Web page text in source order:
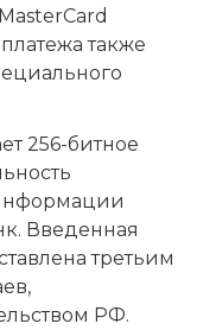
также
256-битное
Введенная
третьим
РФ.